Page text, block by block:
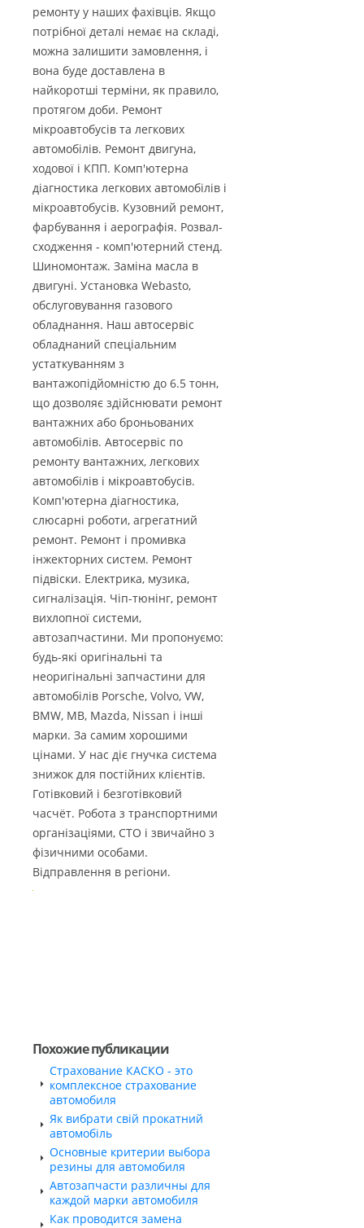
ремонту у наших фахівців. Якщо
потрібної деталі немає на складі,
можна залишити замовлення, і
вона буде доставлена в
найкоротші терміни, як правило,
протягом доби. Ремонт
мікроавтобусів та легкових
автомобілів. Ремонт двигуна,
ходової і КПП. Комп'ютерна
діагностика легкових автомобілів і
мікроавтобусів. Кузовний ремонт,
фарбування і аерографія. Розвал-
сходження - комп'ютерний стенд.
Шиномонтаж. Заміна масла в
двигуні. Установка Webasto,
обслуговування газового
обладнання. Наш автосервіс
обладнаний спеціальним
устаткуванням з
вантажопідйомністю до 6.5 тонн,
що дозволяє здійснювати ремонт
вантажних або броньованих
автомобілів. Автосервіс по
ремонту вантажних, легкових
автомобілів і мікроавтобусів.
Комп'ютерна діагностика,
слюсарні роботи, агрегатний
ремонт. Ремонт і промивка
інжекторних систем. Ремонт
підвіски. Електрика, музика,
сигналізація. Чіп-тюнінг, ремонт
вихлопної системи,
автозапчастини. Ми пропонуємо:
будь-які оригінальні та
неоригінальні запчастини для
автомобілів Porsche, Volvo, VW,
BMW, MB, Mazda, Nissan і інші
марки. За самим хорошими
цінами. У нас діє гнучка система
знижок для постійних клієнтів.
Готівковий і безготівковий
часчёт. Робота з транспортними
організаціями, СТО і звичайно з
фізичними особами.
Відправлення в регіони.
Похожие публикации
Страхование КАСКО - это
комплексное страхование
автомобиля
Як вибрати свій прокатний
автомобіль
Основные критерии выбора
резины для автомобиля
Автозапчасти различны для
каждой марки автомобиля
Как проводится замена